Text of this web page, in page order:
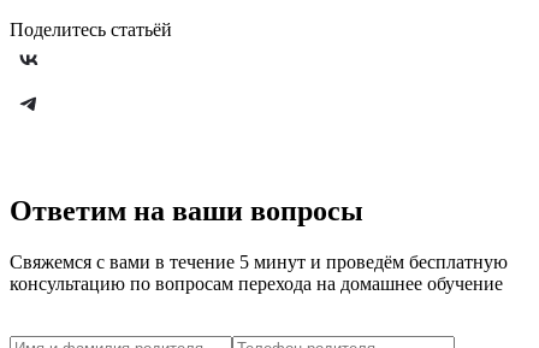
Поделитесь статьёй
Ответим на ваши вопросы
Свяжемся с вами в течение 5 минут и проведём бесплатную
консультацию по вопросам перехода на домашнее обучение